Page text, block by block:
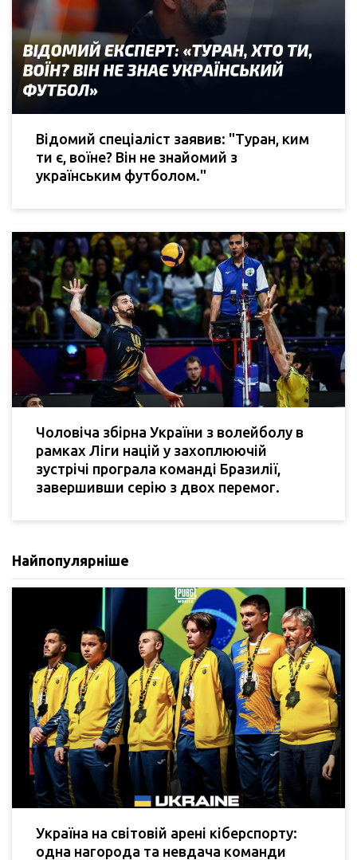
Відомий спеціаліст заявив: "Туран, ким
ти є, воїне? Він не знайомий з
українським футболом."
Чоловіча збірна України з волейболу в
рамках Ліги націй у захоплюючій
зустрічі програла команді Бразилії,
завершивши серію з двох перемог.
Найпопулярніше
Україна на світовій арені кіберспорту:
одна нагорода та невдача команди